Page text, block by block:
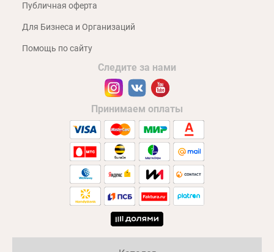
Публичная оферта
Для Бизнеса и Организаций
Помощь по сайту
Следите за нами
Принимаем оплаты